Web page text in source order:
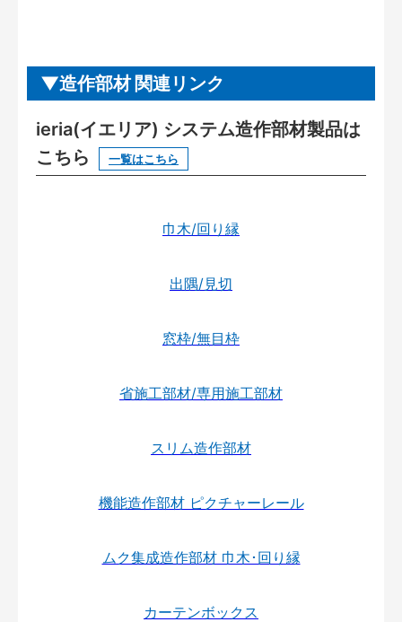
造作部材 関連リンク
ieria(イエリア) システム造作部材製品は
こちら
一覧はこちら
巾木/回り縁
出隅/見切
窓枠/無目枠
省施工部材/専用施工部材
スリム造作部材
機能造作部材 ピクチャーレール
ムク集成造作部材 巾木･回り縁
カーテンボックス